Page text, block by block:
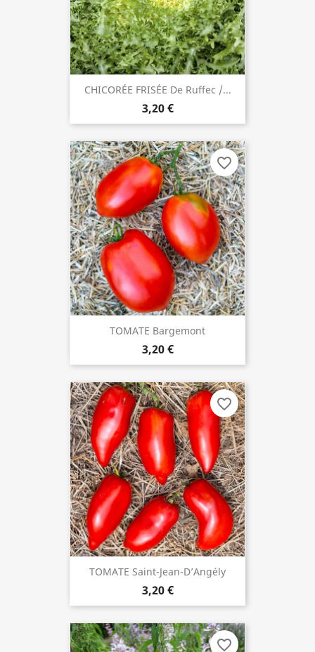
CHICORÉE FRISÉE De Ruffec /...
3,20 €
TOMATE Bargemont
3,20 €
favorite_border
TOMATE Saint-Jean-D’Angély
3,20 €
favorite_border
favorite_border